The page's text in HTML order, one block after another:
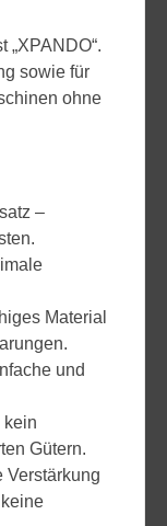
„XPANDO“.
sowie für
ohne
–
Material
und
kein
Gütern.
Verstärkung